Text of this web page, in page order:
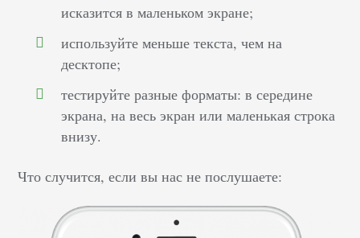
исказится в маленьком экране;
используйте меньше текста, чем на
десктопе;
тестируйте разные форматы: в середине
экрана, на весь экран или маленькая строка
внизу.
Что случится, если вы нас не послушаете: